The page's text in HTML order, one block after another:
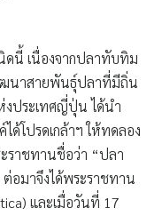
ดนี้ เนื่องจากปลาทับทิม
ฒนาสายพันธุ์ปลาที่มีถิ่น
งประเทศญี่ปุ่น ได้นำ
โปรดเกล้าฯ ให้ทดลอง
ราชทานชื่อว่า “ปลา
อมาจึงได้พระราชทาน
และเมื่อวันที่ 17